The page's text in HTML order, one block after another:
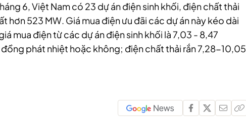
6, Việt Nam có 23 dự án điện sinh khối, điện chất thải
hơn 523 MW. Giá mua điện ưu đãi các dự án này kéo dài
mua điện từ các dự án điện sinh khối là 7,03 - 8,47
phát nhiệt hoặc không; điện chất thải rắn 7,28-10,05